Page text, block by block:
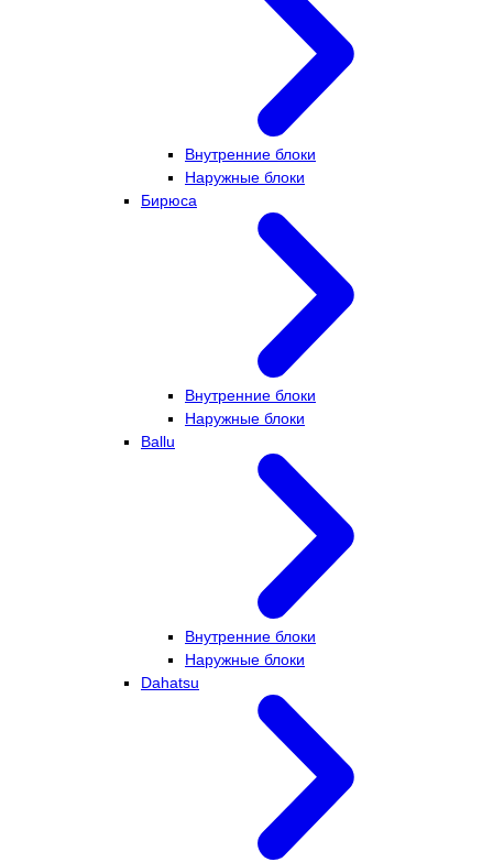
Внутренние блоки
Наружные блоки
Бирюса
Внутренние блоки
Наружные блоки
Ballu
Внутренние блоки
Наружные блоки
Dahatsu